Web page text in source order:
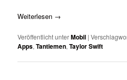
Weiterlesen →
Veröffentlicht unterMobil |
Apps,Tantiemen,Taylor Swift